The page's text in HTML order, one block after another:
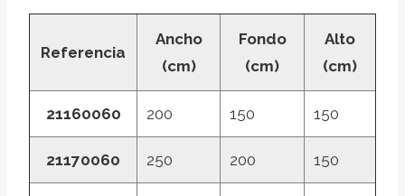
Referencia
Ancho
(cm)
Fondo
(cm)
Alto
(cm)
21160060 200 150 150
21170060 250 200 150